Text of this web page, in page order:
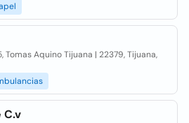
Tomas Aquino Tijuana | 22379, Tijuana,
C.v